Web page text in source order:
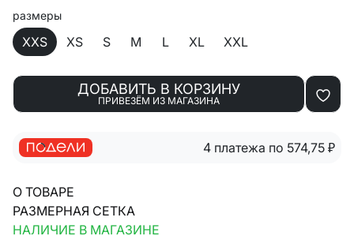
размеры
XXS XS S M L XL XXL
ДОБАВИТЬ В КОРЗИНУ
ПРИВЕЗЁМ ИЗ МАГАЗИНА
4 платежа по 574,75 ₽
О ТОВАРЕ
РАЗМЕРНАЯ СЕТКА
НАЛИЧИЕ В МАГАЗИНЕ